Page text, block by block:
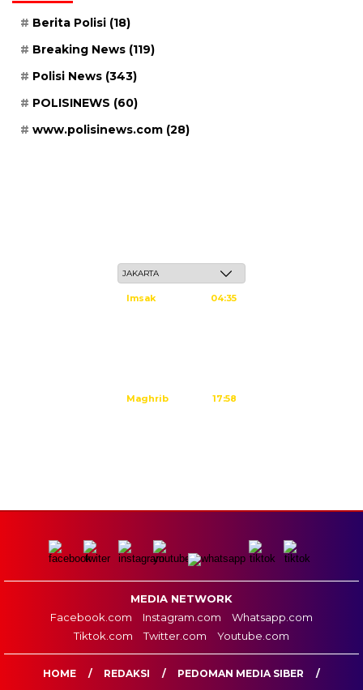
Berita Polisi (18)
Breaking News (119)
Polisi News (343)
POLISINEWS (60)
www.polisinews.com (28)
Imsak 04:35
Maghrib 17:58
MEDIA NETWORK
Facebook.com
Instagram.com
Whatsapp.com
Tiktok.com
Twitter.com Youtube.com
HOME REDAKSI PEDOMAN MEDIA SIBER